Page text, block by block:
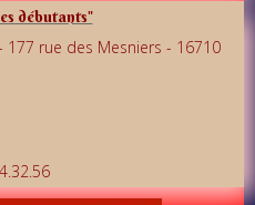
débutants"
177 rue des Mesniers - 16710